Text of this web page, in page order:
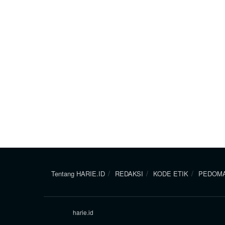
Tentang HARIE.ID REDAKSI KODE ETIK
harie.id